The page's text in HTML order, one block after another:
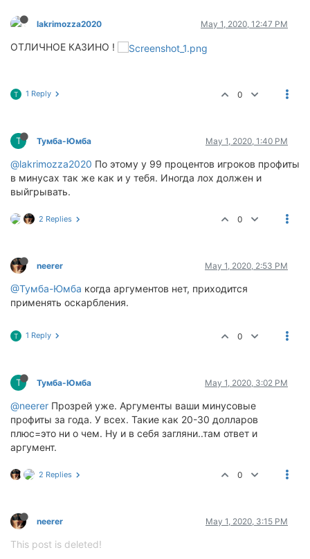
lakrimozza2020 May 1, 2020, 12:47 PM
ОТЛИЧНОЕ КАЗИНО !
Т 1 Reply 0
Т Тумба-Юмба May 1, 2020, 1:40 PM
@lakrimozza2020 По этому у 99 процентов игроков профиты
в минусах так же как и у тебя. Иногда лох должен и
выйгрывать.
2 Replies 0
neerer May 1, 2020, 2:53 PM
@Тумба-Юмба когда аргументов нет, приходится
применять оскарбления.
Т 1 Reply 0
Т Тумба-Юмба May 1, 2020, 3:02 PM
@neerer Прозрей уже. Аргументы ваши минусовые
профиты за года. У всех. Такие как 20-30 долларов
плюс=это ни о чем. Ну и в себя загляни..там ответ и
аргумент.
2 Replies 0
neerer May 1, 2020, 3:15 PM
This post is deleted!